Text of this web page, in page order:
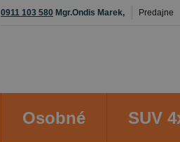
0911 103 580 Mgr.Ondis Marek, Predajne
Osobné SUV